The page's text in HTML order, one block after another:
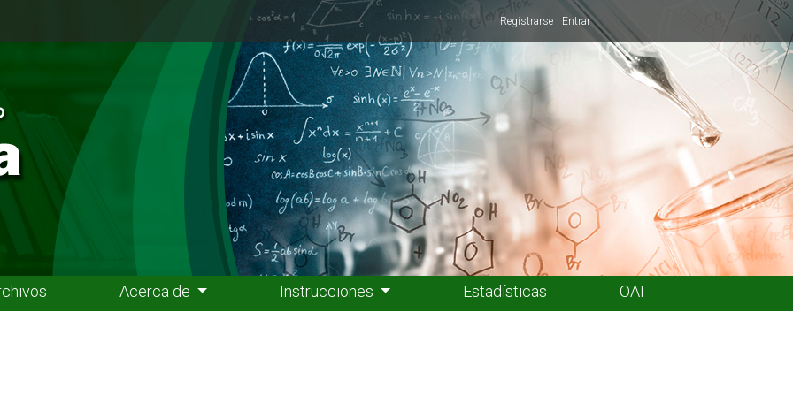
Registrarse Entrar
Acerca de Instrucciones Estadísticas OAI